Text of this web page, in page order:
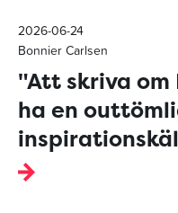
2026-06-24
Bonnier Carlsen
"Att skriva
ha en